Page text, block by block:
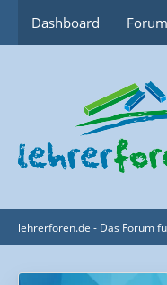
Dashboard Forum
lehrerforen.de - Das Forum